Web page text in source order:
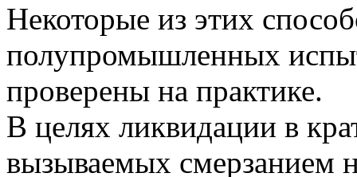
Некоторые из этих
полупромышленных
проверены на практике.
В целях ликвидации в
вызываемых смерзанием